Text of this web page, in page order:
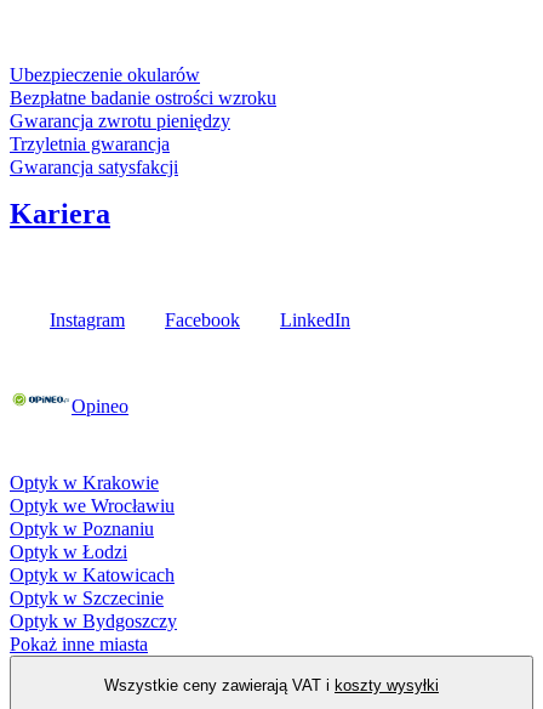
Ubezpieczenie okularów
Bezpłatne badanie ostrości wzroku
Gwarancja zwrotu pieniędzy
Trzyletnia gwarancja
Gwarancja satysfakcji
Kariera
Instagram Facebook LinkedIn
Opineo
Optyk w Krakowie
Optyk we Wrocławiu
Optyk w Poznaniu
Optyk w Łodzi
Optyk w Katowicach
Optyk w Szczecinie
Optyk w Bydgoszczy
Pokaż inne miasta
Wszystkie ceny zawierają VAT i koszty wysyłki